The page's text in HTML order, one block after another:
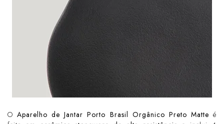
OAparelho de Jantar Porto Brasil Orgânico Preto Matte é